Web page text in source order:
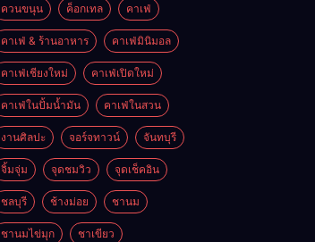
ควนขนุน ค็อกเทล คาเฟ่
คาเฟ่ & ร้านอาหาร คาเฟ่มินิมอล
คาเฟ่เชียงใหม่ คาเฟ่เปิดใหม่
คาเฟ่ในปั้มน้ำมัน คาเฟ่ในสวน
งานศิลปะ จอร์จทาวน์ จันทบุรี
จิ้มจุ่ม จุดชมวิว จุดเช็คอิน
ชลบุรี ช้างม่อย ชานม
ชานมไข่มุก ชาเขียว